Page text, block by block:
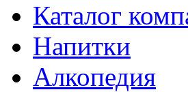
Каталог
Напитки
Алкопедия